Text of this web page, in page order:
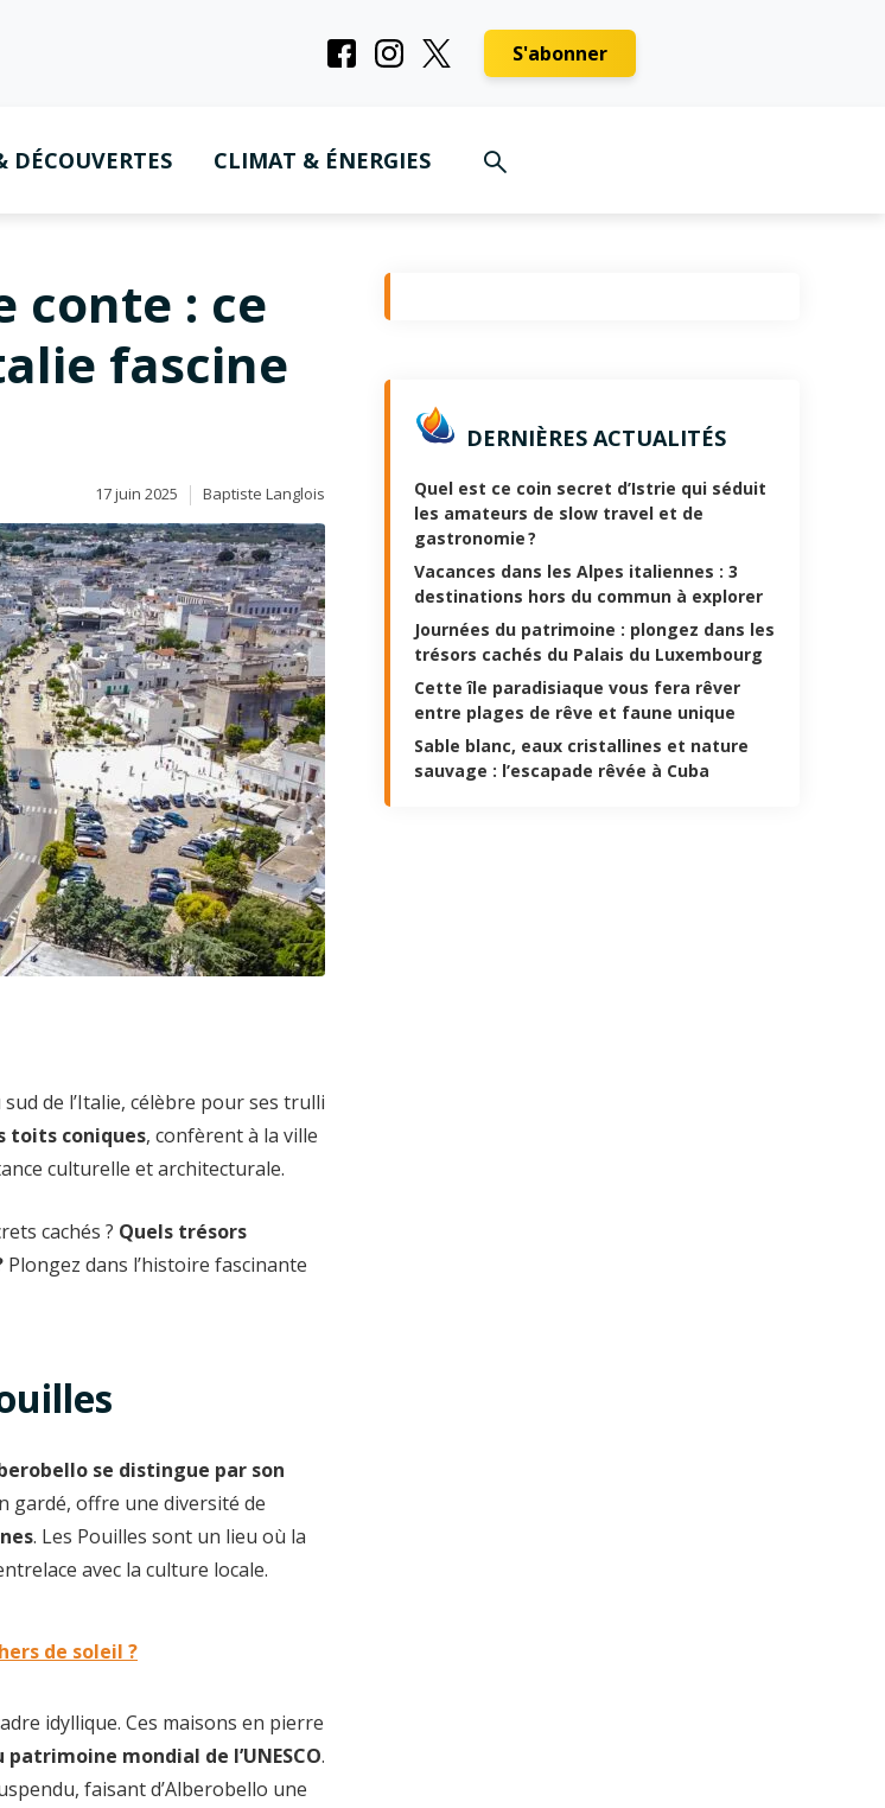
S'abonner
DÉCOUVERTES CLIMAT & ÉNERGIES
conte : ce
fascine
17 juin 2025 Baptiste Langlois
de l’Italie, célèbre pour ses trulli
toits coniques, confèrent à la ville
culturelle et architecturale.
cachés ? Quels trésors
Plongez dans l’histoire fascinante
se distingue par son
gardé, offre une diversité de
. Les Pouilles sont un lieu où la
avec la culture locale.
de soleil ?
idyllique. Ces maisons en pierre
mondial de l’UNESCO.
faisant d’Alberobello une
DERNIÈRES ACTUALITÉS
Quel est ce coin secret d’Istrie qui séduit
les amateurs de slow travel et de
gastronomie ?
Vacances dans les Alpes italiennes : 3
destinations hors du commun à explorer
Journées du patrimoine : plongez dans les
trésors cachés du Palais du Luxembourg
Cette île paradisiaque vous fera rêver
entre plages de rêve et faune unique
Sable blanc, eaux cristallines et nature
sauvage : l’escapade rêvée à Cuba